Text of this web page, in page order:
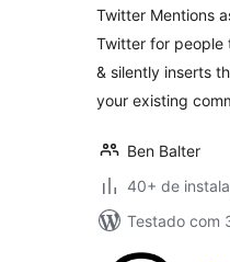
Twitter Mentions
Twitter for people
& silently inserts
your existing
Ben Balter
40+ de
Testado com